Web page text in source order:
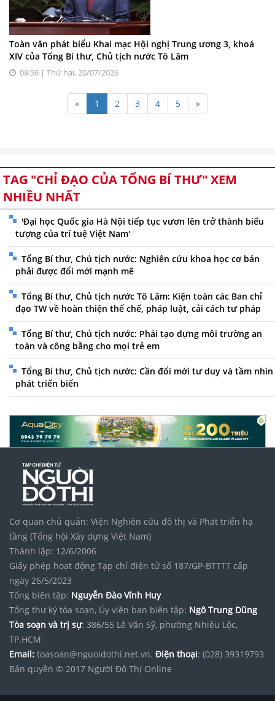
Toàn văn phát biểu Khai mạc Hội nghị Trung ương 3, khoá
XIV của Tổng Bí thư, Chủ tịch nước Tô Lâm
09:56 | Thứ hai, 20/07/2026
« 1 2 3 4 5 »
TAG "CHỈ ĐẠO CỦA TỔNG BÍ THƯ" XEM
NHIỀU NHẤT
'Đại học Quốc gia Hà Nội tiếp tục vươn lên trở thành biểu
tượng của trí tuệ Việt Nam'
Tổng Bí thư, Chủ tịch nước: Nghiên cứu khoa học cơ bản
phải được đổi mới mạnh mẽ
Tổng Bí thư, Chủ tịch nước Tô Lâm: Kiện toàn các Ban chỉ
đạo TW về hoàn thiện thể chế, pháp luật, cải cách tư pháp
Tổng Bí thư, Chủ tịch nước: Phải tạo dựng môi trường an
toàn và công bằng cho mọi trẻ em
Tổng Bí thư, Chủ tịch nước: Cần đổi mới tư duy và tầm nhìn
phát triển biển
Cơ quan chủ quản: Viện Nghiên cứu đô thị và Phát triển hạ
tầng (Tổng hội Xây dựng Việt Nam)
Thành lập: 12/6/2006
Giấy phép hoạt động Tạp chí điện tử số 187/GP-BTTTT cấp
ngày 26/5/2023
Tổng biên tập: Nguyễn Đào Vĩnh Huy
Tổng thư ký tòa soạn, Ủy viên ban biên tập: Ngô Trung Dũng
Tòa soạn và trị sự: 386/55 Lê Văn Sỹ, phường Nhiêu Lộc,
TP.HCM
Email: toasoan@nguoidothi.net.vn. Điện thoại: (028) 39319793
Bản quyền © 2017 Người Đô Thị Online